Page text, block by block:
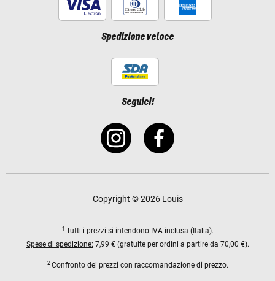
Spedizione veloce
Seguici!
Copyright © 2026 Louis
1 Tutti i prezzi si intendono IVA inclusa (Italia).
Spese di spedizione: 7,99 € (gratuite per ordini a partire da 70,00 €).
2 Confronto dei prezzi con raccomandazione di prezzo.